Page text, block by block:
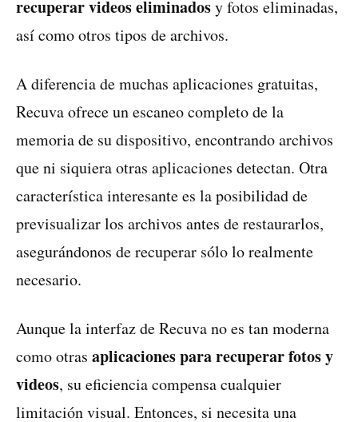
recuperar videos eliminadosy fotos eliminadas,
así como otros tipos de archivos.
A diferencia de muchas aplicaciones gratuitas,
Recuva ofrece un escaneo completo de la
memoria de su dispositivo, encontrando archivos
que ni siquiera otras aplicaciones detectan. Otra
característica interesante es la posibilidad de
previsualizar los archivos antes de restaurarlos,
asegurándonos de recuperar sólo lo realmente
necesario.
Aunque la interfaz de Recuva no es tan moderna
como otras aplicaciones para recuperar fotos y
videos, su eficiencia compensa cualquier
limitación visual. Entonces, si necesita una